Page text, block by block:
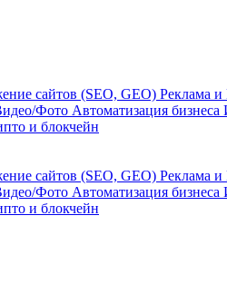
сайтов (SEO, GEO) Реклама
Фото Автоматизация бизнеса
и блокчейн
сайтов (SEO, GEO) Реклама
Фото Автоматизация бизнеса
и блокчейн